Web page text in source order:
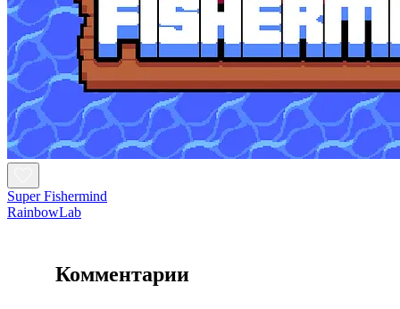
Super Fishermind
RainbowLab
Комментарии